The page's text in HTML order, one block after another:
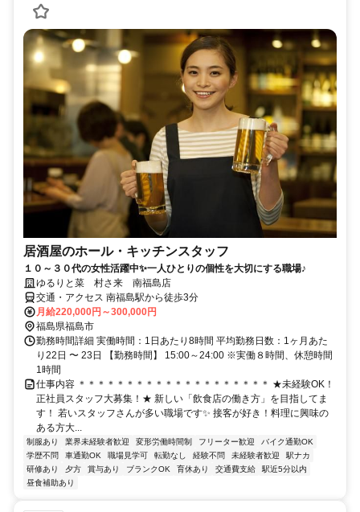
居酒屋のホール・キッチンスタッフ
１０～３０代の女性活躍中✨一人ひとりの個性を大切にする職場♪
ゆるりと菜 村さ来 南福島店
交通・アクセス 南福島駅から徒歩3分
月給220,000円～300,000円
福島県福島市
勤務時間詳細 実働時間：1日あたり8時間 平均勤務日数：1ヶ月あた
り22日 〜 23日 【勤務時間】 15:00～24:00 ※実働８時間、休憩時間
1時間
仕事内容 ＊＊＊＊＊＊＊＊＊＊＊＊＊＊＊＊＊＊＊＊ ★未経験OK！
正社員スタッフ大募集！★ 新しい「飲食店の働き方」を目指してま
す！ 若いスタッフさんが多い職場です✨ 接客が好き！料理に興味の
ある方大...
制服あり 業界未経験者歓迎 変形労働時間制 フリーター歓迎
バイク通勤OK
学歴不問
車通勤OK 職場見学可 転勤なし 経験不問 未経験者歓迎
駅ナカ
研修あり
夕方 賞与あり ブランクOK 育休あり 交通費支給
駅近5分以内
昼食補助あり